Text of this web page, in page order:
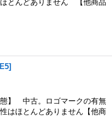
とんどありません 【他商品
]
】 中古。ロゴマークの有無
はほとんどありません【他商